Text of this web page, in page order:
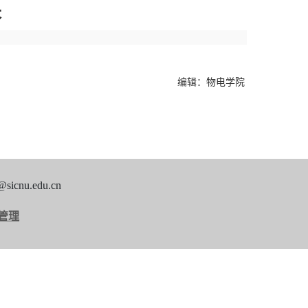
编辑：物电学院
理